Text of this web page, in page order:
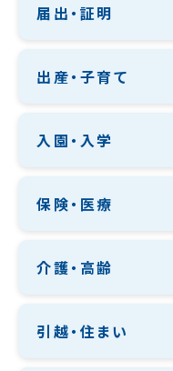
届出・証明
出産・子育て
入園・入学
保険・医療
介護・高齢
引越・住まい